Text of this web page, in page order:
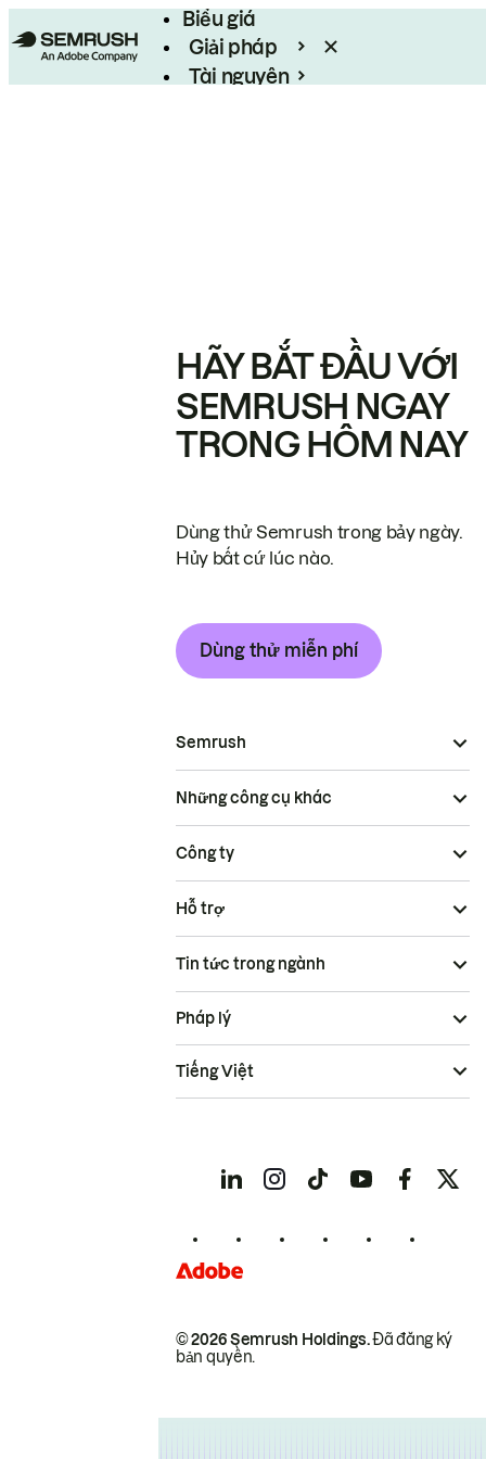
Biểu giá
Giải pháp
Tài nguyên
HÃY BẮT ĐẦU VỚI
SEMRUSH NGAY
TRONG HÔM NAY
Dùng thử Semrush trong bảy ngày.
Hủy bất cứ lúc nào.
Dùng thử miễn phí
Semrush
Những công cụ khác
Công ty
Hỗ trợ
Tin tức trong ngành
© 2026 Semrush Holdings.Đã đăng ký
bản quyền.
Pháp lý
Tiếng Việt